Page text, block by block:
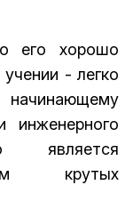
его хорошо
- легко
начинающему
инженерного
является
крутых